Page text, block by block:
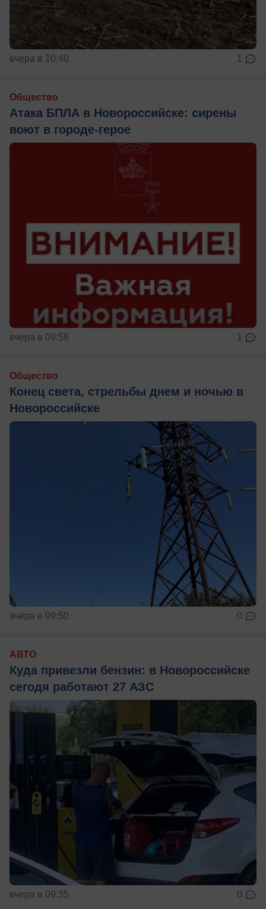
вчера в 10:40 1
Общество
Атака БПЛА в Новороссийске: сирены
воют в городе-герое
вчера в 09:58 1
Общество
Конец света, стрельбы днем и ночью в
Новороссийске
вчера в 09:50 0
АВТО
Куда привезли бензин: в Новороссийске
сегодя работают 27 АЗС
вчера в 09:35 0